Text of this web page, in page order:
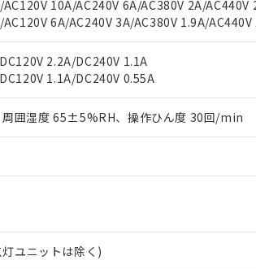
10A/AC240V 6A/AC380V 2A/AC440V
6A/AC240V 3A/AC380V 1.9A/AC440V
2.2A/DC240V 1.1A
1.1A/DC240V 0.55A
囲湿度 65±5%RH、操作ひん度 30回/min
ユニットは除く)
店や当社販売拠点は「販売ネットワーク
」
格結果を当社の事前の承諾なく第三者に漏洩
リスト作成サービス）をご利用いただくには
。
上で当社にご登録された部品リストについ
ビスに関するお客様との取引・商談に必要な
、
により、予定月が前後することがあります。
ロード
ロードすることができます。
基準）
含有を証明するもので、過去に遡って非含有
エステル類４物質の対応では、対応完了ま
切替を完了していることから、特段のこと
のすべてが基準値以下であることを示します。
おいて有害物質が外部に漏えいし、環境に深
よび販売に係わる関係者が違法に輸出するお
合意する キャ
庫状況については、お客様のお取引先、また
販売員にご確認ください)
た在庫状況の情報を公開していない機種